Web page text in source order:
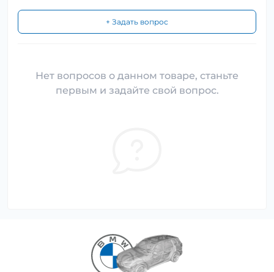
+ Задать вопрос
Нет вопросов о данном товаре, станьте
первым и задайте свой вопрос.